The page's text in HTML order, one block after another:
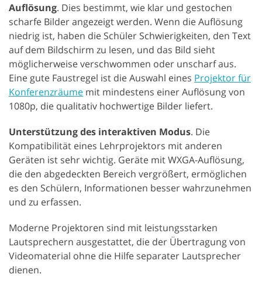
Auflösung. Dies bestimmt, wie klar und gestochen
scharfe Bilder angezeigt werden. Wenn die Auflösung
niedrig ist, haben die Schüler Schwierigkeiten, den Text
auf dem Bildschirm zu lesen, und das Bild sieht
möglicherweise verschwommen oder unscharf aus.
Eine gute Faustregel ist die Auswahl eines Projektor für
Konferenzräume mit mindestens einer Auflösung von
1080p, die qualitativ hochwertige Bilder liefert.
Unterstützung des interaktiven Modus. Die
Kompatibilität eines Lehrprojektors mit anderen
Geräten ist sehr wichtig. Geräte mit WXGA-Auflösung,
die den abgedeckten Bereich vergrößert, ermöglichen
es den Schülern, Informationen besser wahrzunehmen
und zu erfassen.
Moderne Projektoren sind mit leistungsstarken
Lautsprechern ausgestattet, die der Übertragung von
Videomaterial ohne die Hilfe separater Lautsprecher
dienen.